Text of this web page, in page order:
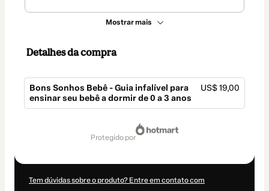
Mostrar mais
Detalhes da compra
Bons Sonhos Bebê - Guia infalível para
ensinar seu bebê a dormir de 0 a 3 anos
US$ 19,00
protegido por
Tem dúvidas sobre o produto? Entre em contato com